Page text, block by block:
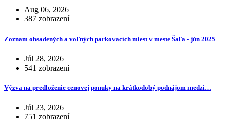
Aug 06, 2026
387 zobrazení
Zoznam obsadených a voľných parkovacích miest v meste Šaľa - jún 2025
Júl 28, 2026
541 zobrazení
Výzva na predloženie cenovej ponuky na krátkodobý podnájom medzi…
Júl 23, 2026
751 zobrazení